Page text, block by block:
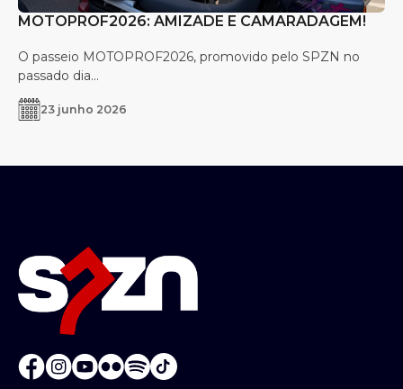
MOTOPROF2026: AMIZADE E CAMARADAGEM!
O passeio MOTOPROF2026, promovido pelo SPZN no
passado dia...
23 junho 2026